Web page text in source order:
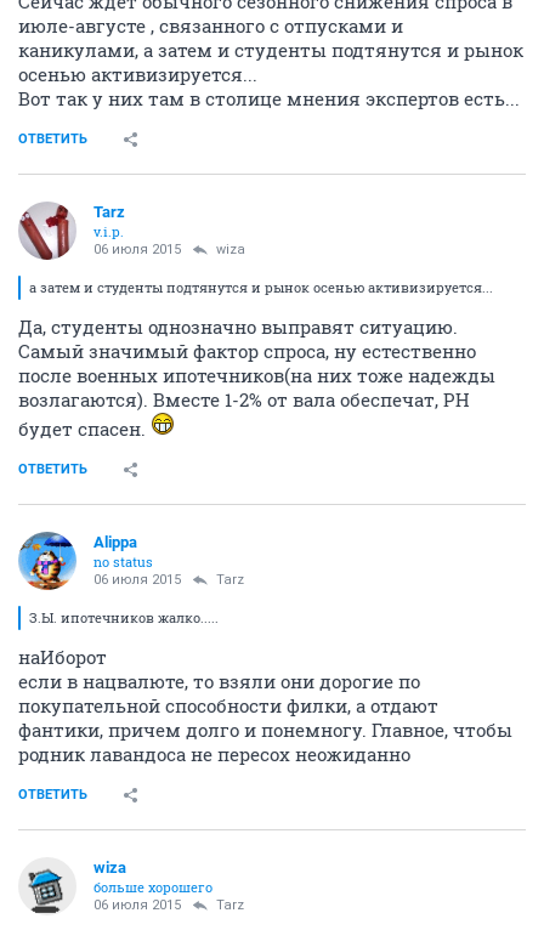
июле-августе , связанного с отпусками и
каникулами, а затем и студенты подтянутся и рынок
осенью активизируется...
Вот так у них там в столице мнения экспертов есть...
ОТВЕТИТЬ
Tarz
v.i.p.
06 июля 2015 wiza
а затем и студенты подтянутся и рынок осенью активизируется...
Да, студенты однозначно выправят ситуацию.
Самый значимый фактор спроса, ну естественно
после военных ипотечников(на них тоже надежды
возлагаются). Вместе 1-2% от вала обеспечат, РН
будет спасен.
ОТВЕТИТЬ
Alippa
no status
06 июля 2015 Tarz
З.Ы. ипотечников жалко.....
наИборот
если в нацвалюте, то взяли они дорогие по
покупательной способности филки, а отдают
фантики, причем долго и понемногу. Главное, чтобы
родник лавандоса не пересох неожиданно
ОТВЕТИТЬ
wiza
больше хорошего
06 июля 2015 Tarz